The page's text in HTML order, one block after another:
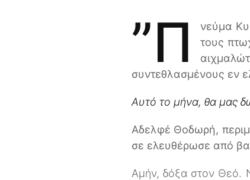
”Π
νεύμα
τους
συντεθλασμένους εν
Αυτό το μήνα, θα μας
Αδελφέ Θοδωρή,
σε ελευθέρωσε από
Αμήν, δόξα στον Θεό.